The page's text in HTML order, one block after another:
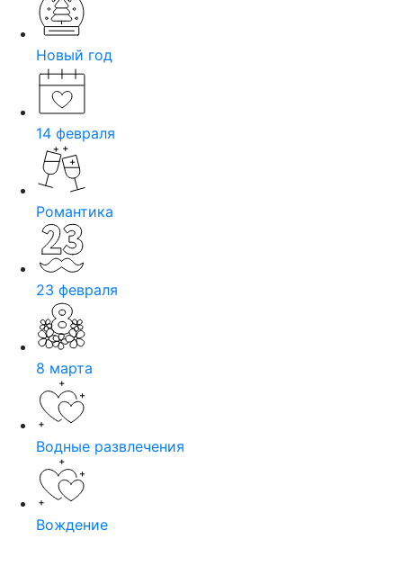
Новый год
14 февраля
Романтика
23 февраля
8 марта
Водные развлечения
Вождение